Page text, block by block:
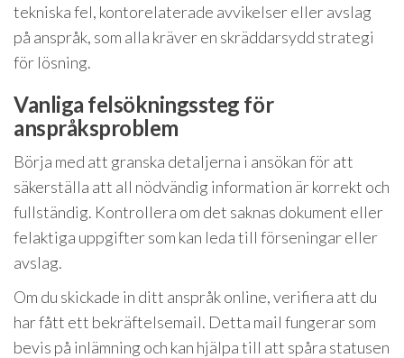
tekniska fel, kontorelaterade avvikelser eller avslag
på anspråk, som alla kräver en skräddarsydd strategi
för lösning.
Vanliga felsökningssteg för
anspråksproblem
Börja med att granska detaljerna i ansökan för att
säkerställa att all nödvändig information är korrekt och
fullständig. Kontrollera om det saknas dokument eller
felaktiga uppgifter som kan leda till förseningar eller
avslag.
Om du skickade in ditt anspråk online, verifiera att du
har fått ett bekräftelsemail. Detta mail fungerar som
bevis på inlämning och kan hjälpa till att spåra statusen